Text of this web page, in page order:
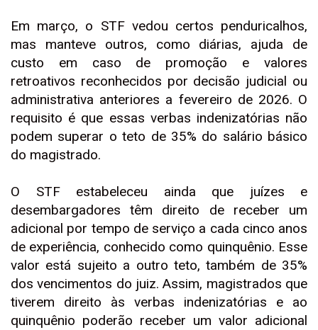
Em março, o STF vedou certos penduricalhos,
mas manteve outros, como diárias, ajuda de
custo em caso de promoção e valores
retroativos reconhecidos por decisão judicial ou
administrativa anteriores a fevereiro de 2026. O
requisito é que essas verbas indenizatórias não
podem superar o teto de 35% do salário básico
do magistrado.
O STF estabeleceu ainda que juízes e
desembargadores têm direito de receber um
adicional por tempo de serviço a cada cinco anos
de experiência, conhecido como quinquênio. Esse
valor está sujeito a outro teto, também de 35%
dos vencimentos do juiz. Assim, magistrados que
tiverem direito às verbas indenizatórias e ao
quinquênio poderão receber um valor adicional